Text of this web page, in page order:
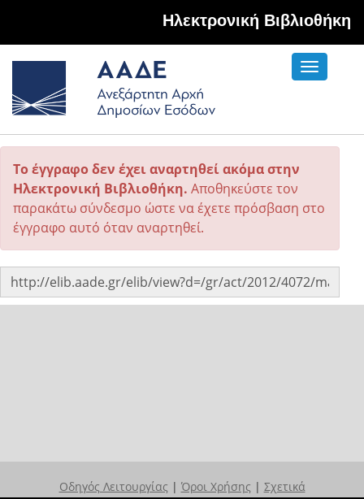
Hλεκτρονική Βιβλιοθήκη
Toggle
Το έγγραφο δεν έχει αναρτηθεί ακόμα στην
Ηλεκτρονική Βιβλιοθήκη. Αποθηκεύστε τον
παρακάτω σύνδεσμο ώστε να έχετε πρόσβαση στο
έγγραφο αυτό όταν αναρτηθεί.
Οδηγός Λειτουργίας | Όροι Χρήσης | Σχετικά